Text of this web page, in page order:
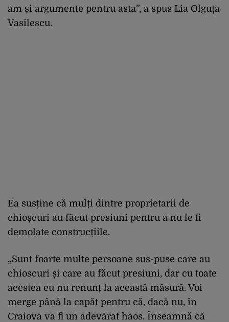
am și argumente pentru asta”, a spus Lia Olguța
Vasilescu.
Ea susține că mulți dintre proprietarii de
chioșcuri au făcut presiuni pentru a nu le fi
demolate construcțiile.
„Sunt foarte multe persoane sus-puse care au
chioscuri și care au făcut presiuni, dar cu toate
acestea eu nu renunț la această măsură. Voi
merge până la capăt pentru că, dacă nu, în
Craiova va fi un adevărat haos. Înseamnă că